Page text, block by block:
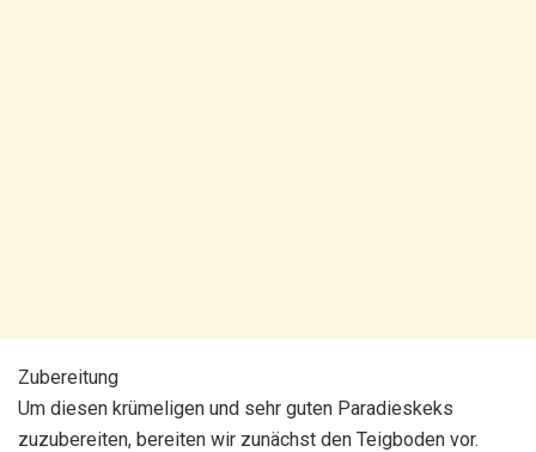
Zubereitung
Um diesen krümeligen und sehr guten Paradieskeks
zuzubereiten, bereiten wir zunächst den Teigboden vor.